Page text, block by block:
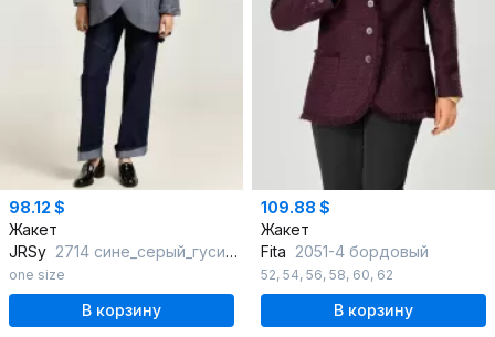
98.12 $
Жакет
JRSy 2714 сине_серый_гусиная_лапка
one size
В корзину
109.88 $
Жакет
Fita 2051-4 бордовый
52, 54, 56, 58, 60, 62
В корзину